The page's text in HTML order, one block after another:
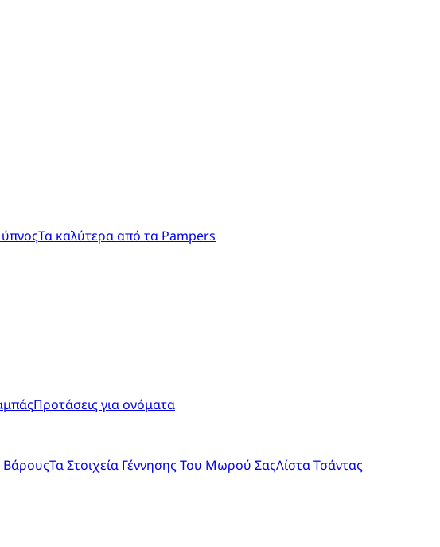
Τα καλύτερα από τα Pampers
Προτάσεις για ονόματα
ΒάρουςΤα Στοιχεία Γέννησης Του Μωρού ΣαςΛίστα Τσάντας